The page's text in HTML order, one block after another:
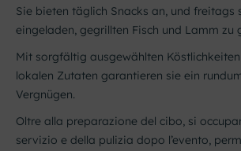
Sie bieten täglich Snacks an, und freitags
eingeladen, gegrillten Fisch und Lamm zu
Mit sorgfältig ausgewählten
lokalen Zutaten garantieren sie ein
Vergnügen.
Oltre alla preparazione del cibo, si
servizio e della pulizia dopo l’evento,